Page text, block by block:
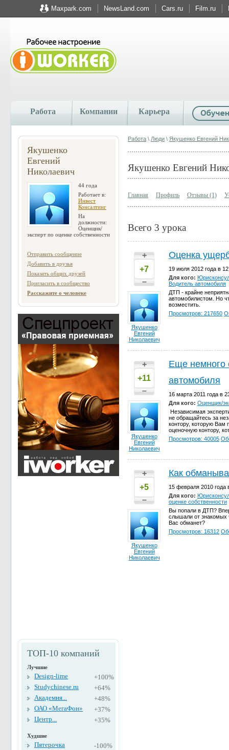
Maxpark.com NewsLand.com Cars.ru Film.ru
Работа Компании Карьера
Якушенко
Евгений
Николаевич
44 года
Работает в:
Инвест
Консалтинг
На
должности:
Оценщик/
эксперт по оценке собственности
Отправить сообщение
Добавить в друзья
Показать общих друзей
Пригласить в сообщество
Расскажите о человеке
ТОП-10 компаний
Лучшие
Design-lime
+100%
Studychinese.ru
+64%
Академия...
+48%
ОАО «МегаФон»
+37%
Центр...
+35%
Худшие
Пятерочка
-100%
Работа \ Люди \ Якушенко Евгений
Якушенко Евгений
Главная Профиль Отзывы (1)
Всего 3 урока
Оценка
19 июля 2012 года в
Для кого:
Водитель автомобиля
ДТП - крайне
автомобилистом. Но
возместить.
Просмотров: 217650
+
+7
–
Якушенко
Евгений
Николаевич
Еще немного
автомобиля
16 марта 2011 года в
Для кого: Оценщик/
Независимая
не обращайтесь за
контору, которую Вам
оценочную контору,
Просмотров: 40005
+
+11
–
Якушенко
Евгений
Николаевич
Как
15 февраля 2010 года
Для кого:
оценке собственности
Вы попали в ДТП?
слышали от знакомых
Вас обманет?
Просмотров: 16312
+
+5
–
Якушенко
Евгений
Николаевич